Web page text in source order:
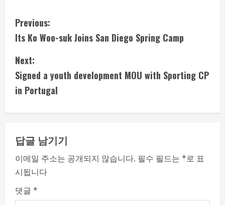
C
o
n
t
i
u
e
R
Previous:
Its Ko Woo-suk Joins San Diego Spring Camp
Next:
Signed a youth development MOU with Sporting CP
in Portugal
답글 남기기
이메일 주소는 공개되지 않습니다. 필수 필드는 *로 표
시됩니다
댓글 *